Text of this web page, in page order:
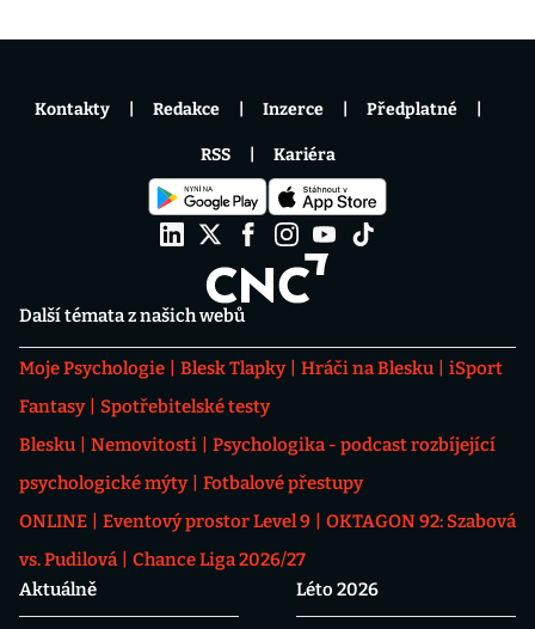
Další témata z našich webů
Moje Psychologie Blesk Tlapky Hráči na Blesku
iSport
Fantasy
Spotřebitelské testy
Blesku
Nemovitosti
Psychologika - podcast rozbíjející
psychologické mýty
Fotbalové přestupy
ONLINE
Eventový prostor Level 9
OKTAGON 92: Szabová
vs. Pudilová
Chance Liga 2026/27
Aktuálně
Léto 2026
Kontakty Redakce Inzerce Předplatné
RSS Kariéra